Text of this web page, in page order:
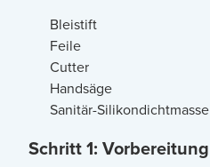
Bleistift
Feile
Cutter
Handsäge
Sanitär-Silikondichtmasse
Schritt 1: Vorbereitung